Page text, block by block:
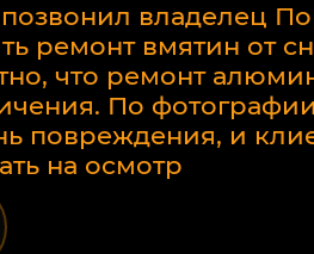
владелец
ремонт вмятин от
что ремонт
По
повреждения, и
на осмотр